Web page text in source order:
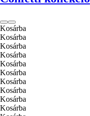
Kosárba
Kosárba
Kosárba
Kosárba
Kosárba
Kosárba
Kosárba
Kosárba
Kosárba
Kosárba